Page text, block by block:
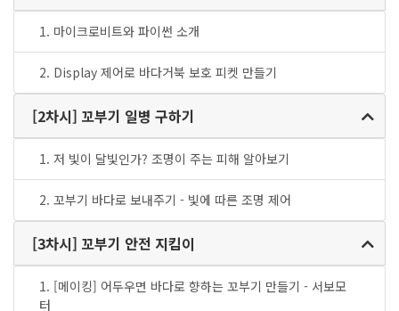
1. 마이크로비트와 파이썬 소개
2. Display 제어로 바다거북 보호 피켓 만들기
[2차시] 꼬부기 일병 구하기
1. 저 빛이 달빛인가? 조명이 주는 피해 알아보기
2. 꼬부기 바다로 보내주기 - 빛에 따른 조명 제어
[3차시] 꼬부기 안전 지킴이
1. [메이킹] 어두우면 바다로 향하는 꼬부기 만들기 - 서보모
터